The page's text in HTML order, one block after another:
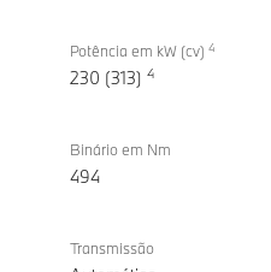
Potência em kW (cv) 4
230 (313) 4
Binário em Nm
494
Transmissão